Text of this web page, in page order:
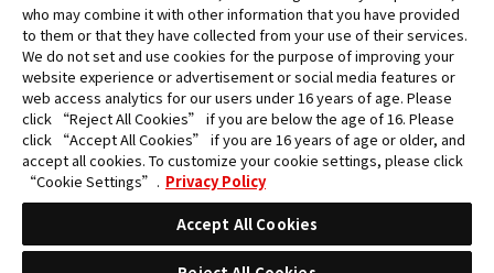
據。
產品正在開發中，此網站上的圖片可能與實際產品不同。
*Apple、蘋果的logo為Apple Inc.於美國和其他國家地區所註冊之
商標。App Store為Apple Inc.之服務商標。
*Google play和Google play的logo為Google LLC之註冊商標。
who may combine it with other information that you have provided
to them or that they have collected from your use of their services.
We do not set and use cookies for the purpose of improving your
website experience or advertisement or social media features or
web access analytics for our users under 16 years of age. Please
click “Reject All Cookies” if you are below the age of 16. Please
click “Accept All Cookies” if you are 16 years of age or older, and
accept all cookies. To customize your cookie settings, please click
“Cookie Settings”. Privacy Policy
Accept All Cookies